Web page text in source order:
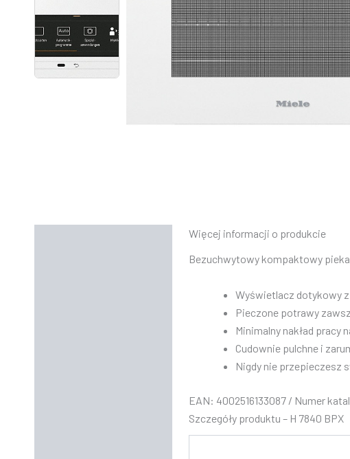
Więcej informacji o produkcie
Bezuchwytowy kompaktowy
Wyświetlacz dotykowy z
Pieczone potrawy
Minimalny nakład pracy
Cudownie pulchne i
​Nigdy nie przepieczesz
EAN: 4002516133087 / Numer
Szczegóły produktu – H 7840 BPX